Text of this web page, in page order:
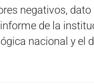
negativos, dato
de la
nacional y el